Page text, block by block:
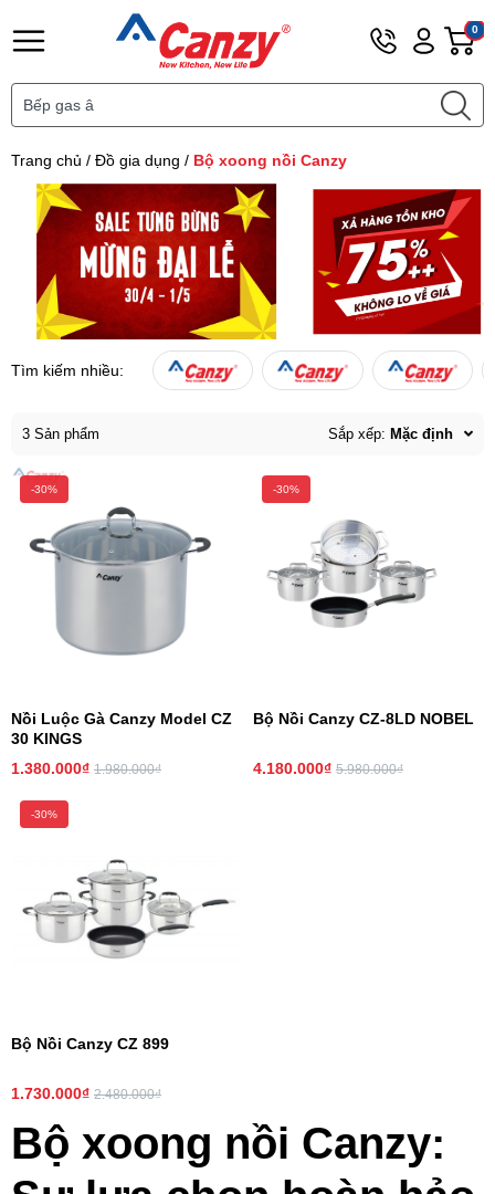
Hotline
0901
Tài
khoản
Khách
0
Trang chủ / Đồ gia dụng / Bộ xoong nồi Canzy
Tìm kiếm nhiều:
3 Sản phẩm Sắp xếp: Mặc định
-30%
Nồi Luộc Gà Canzy Model CZ
30 KINGS
1.380.000₫ 1.980.000₫
-30%
Bộ Nồi Canzy CZ-8LD NOBEL
4.180.000₫ 5.980.000₫
-30%
Bộ Nồi Canzy CZ 899
1.730.000₫ 2.480.000₫
Bộ xoong nồi Canzy: